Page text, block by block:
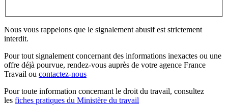
Nous vous rappelons que le signalement abusif est strictement
interdit.
Pour tout signalement concernant des informations inexactes ou une
offre déjà pourvue, rendez-vous auprès de votre agence France
Travail ou contactez-nous
Pour toute information concernant le droit du travail, consultez
les fiches pratiques du Ministère du travail